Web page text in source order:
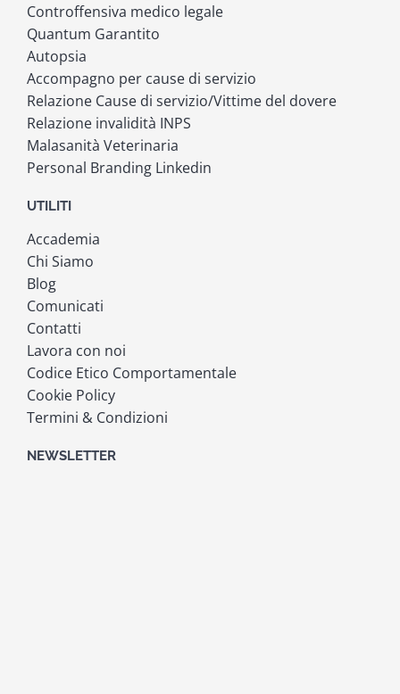
Controffensiva medico legale
Quantum Garantito
Autopsia
Accompagno per cause di servizio
Relazione Cause di servizio/Vittime del dovere
Relazione invalidità INPS
Malasanità Veterinaria
Personal Branding Linkedin
UTILITI
Accademia
Chi Siamo
Blog
Comunicati
Contatti
Lavora con noi
Codice Etico Comportamentale
Cookie Policy
Termini & Condizioni
NEWSLETTER